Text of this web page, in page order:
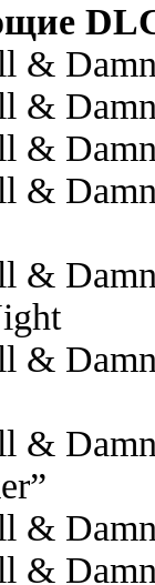
&
&
&
&
&
&
&
&
&